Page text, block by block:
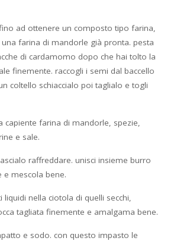
ad ottenere un composto tipo farina,
farina di mandorle già pronta. pesta
di cardamomo dopo che hai tolto la
finemente. raccogli i semi dal baccello
coltello schiaccialo poi taglialo e togli
capiente farina di mandorle, spezie,
e sale.
raffreddare. unisci insieme burro
mescola bene.
liquidi nella ciotola di quelli secchi,
tagliata finemente e amalgama bene.
e sodo. con questo impasto le